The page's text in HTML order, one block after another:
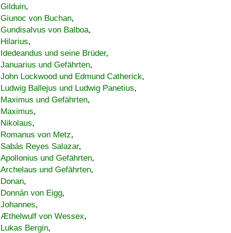
Gilduin,
Giunoc von Buchan,
Gundisalvus von Balboa,
Hilarius,
Idedeandus und seine Brüder,
Januarius und Gefährten,
John Lockwood und Edmund Catherick,
Ludwig Ballejus und Ludwig Panetius,
Maximus und Gefährten,
Maximus,
Nikolaus,
Romanus von Metz,
Sabás Reyes Salazar,
Apollonius und Gefährten,
Archelaus und Gefährten,
Donan,
Donnán von Eigg,
Johannes,
Æthelwulf von Wessex,
Lukas Bergin,